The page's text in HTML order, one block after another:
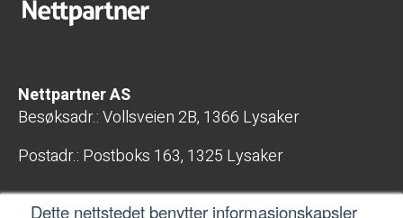
Dette nettstedet benytter informasjonskapsler
Nettpartner AS
Besøksadr.: Vollsveien 2B, 1366 Lysaker
Postadr.: Postboks 163, 1325 Lysaker
E-post: post@nettpartner.no